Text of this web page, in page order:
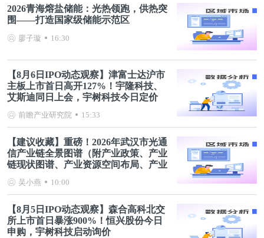
2026青海熔盐储能：光热领跑，供热突
围——打造国家级储能示范区
廖子璇 16:30
【8月6日IPO动态观察】津富士达沪市
主板上市首日高开127%！宇隆科技、
艾斯迪同日上会，宇树科技今日定价
前瞻产业研究院 15:33
【建议收藏】重磅！2026年武汉市光通
信产业链全景图谱（附产业政策、产业
链现状图谱、产业资源空间布局、产业
吴小燕 10:00
【8月5日IPO动态观察】森合高科北交
所上市首日暴涨900%！恒兴股份今日
申购，宇树科技启动询价